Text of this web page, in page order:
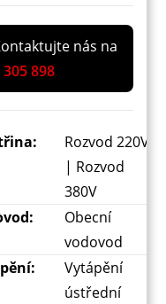
nás na
898
Rozvod 220V
| Rozvod
380V
Obecní
vodovod
Vytápění
ústřední